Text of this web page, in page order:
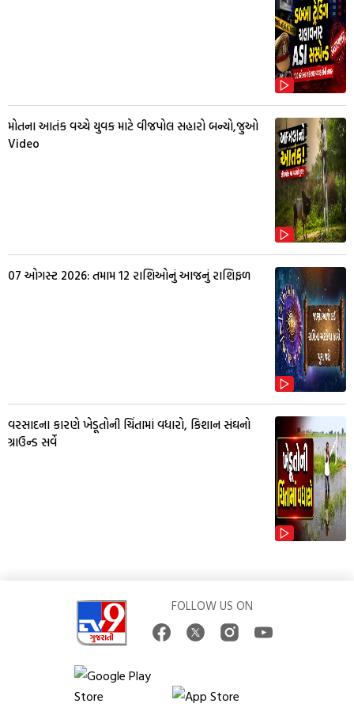
મોતના આતંક વચ્ચે યુવક માટે વીજપોલ સહારો બન્યો,જુઓ
Video
07 ઓગસ્ટ 2026: તમામ 12 રાશિઓનું આજનું રાશિફળ
વરસાદના કારણે ખેડૂતોની ચિંતામાં વધારો, કિશાન સંઘનો
ગ્રાઉન્ડ સર્વે
FOLLOW US ON